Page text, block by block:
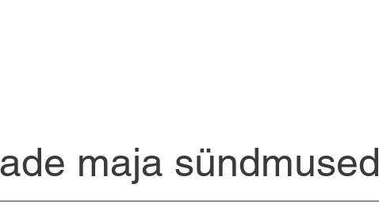
maja sündmused